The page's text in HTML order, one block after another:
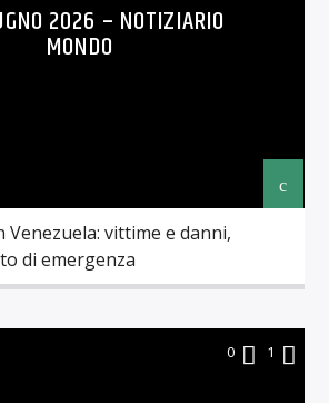
2026 – NOTIZIARIO
MONDO
vittime e danni,
di emergenza
0 1